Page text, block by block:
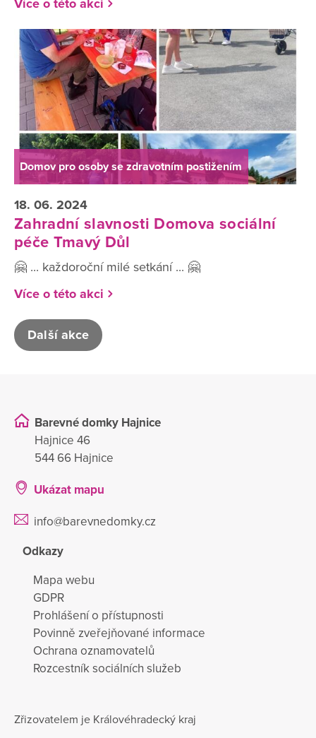
Více o této akci
Domov pro osoby se zdravotním postižením
18. 06. 2024
Zahradní slavnosti Domova sociální
péče Tmavý Důl
🤗 ... každoroční milé setkání ... 🤗
Více o této akci
Další akce
Barevné domky Hajnice
Hajnice 46
544 66 Hajnice
Ukázat mapu
info@barevnedomky.cz
Odkazy
Mapa webu
GDPR
Prohlášení o přístupnosti
Povinně zveřejňované informace
Ochrana oznamovatelů
Rozcestník sociálních služeb
Zřizovatelem je Královéhradecký kraj